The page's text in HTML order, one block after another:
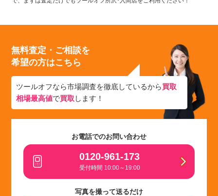
無料査定・ご相談を
希望の方はこちら
ツールオフなら市場調査を徹底しているから買取
相場最高値で買取 します！
お電話でのお問い合わせ
0120-961-173
受付時間 10:00～19:00
写真を撮って送るだけ